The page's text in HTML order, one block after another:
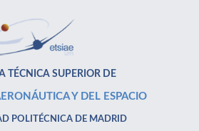
TÉCNICA SUPERIOR DE
Y DEL ESPACIO
POLITÉCNICA DE MADRID